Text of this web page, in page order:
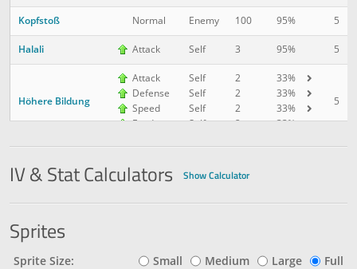
Kopfstoß Normal Enemy 100 95% 5
Halali Attack Self 3 95% 5
Höhere Bildung
Attack
Defense
Speed
Evade
Self
Self
Self
Self
2
2
2
2
33%
33%
33%
33%
5
IV & Stat Calculators Show Calculator
Sprites
Sprite Size: Small Medium Large Full